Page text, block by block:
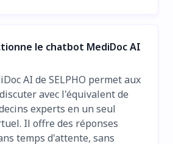
le chatbot MediDoc AI
AI de SELPHO permet aux
avec l'équivalent de
experts en un seul
Il offre des réponses
temps d'attente, sans